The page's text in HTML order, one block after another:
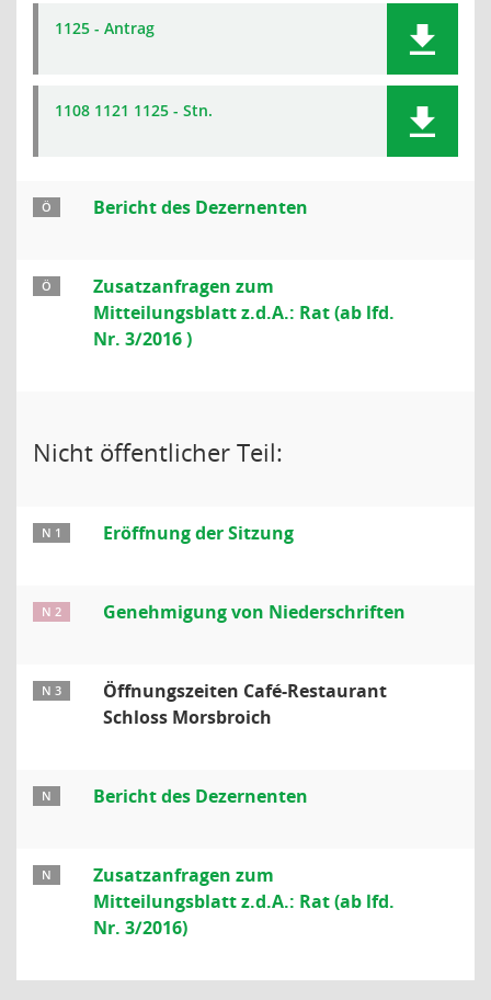
1125 - Antrag
1108 1121 1125 - Stn.
Ö Bericht des Dezernenten
Ö
Zusatzanfragen zum
Mitteilungsblatt z.d.A.: Rat (ab lfd.
Nr. 3/2016 )
Nicht öffentlicher Teil:
N 1 Eröffnung der Sitzung
N 2 Genehmigung von Niederschriften
N 3
Öffnungszeiten Café-Restaurant
Schloss Morsbroich
N Bericht des Dezernenten
N
Zusatzanfragen zum
Mitteilungsblatt z.d.A.: Rat (ab lfd.
Nr. 3/2016)